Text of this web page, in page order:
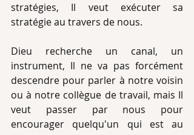
stratégies, Il veut exécuter sa
stratégie au travers de nous.
Dieu recherche un canal, un
instrument, Il ne va pas forcément
descendre pour parler à notre voisin
ou à notre collègue de travail, mais Il
veut passer par nous pour
encourager quelqu'un qui est au